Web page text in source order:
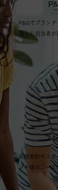
P&Gでブラン
残した担当者
フ
長期契約やスポ
ント様のニー